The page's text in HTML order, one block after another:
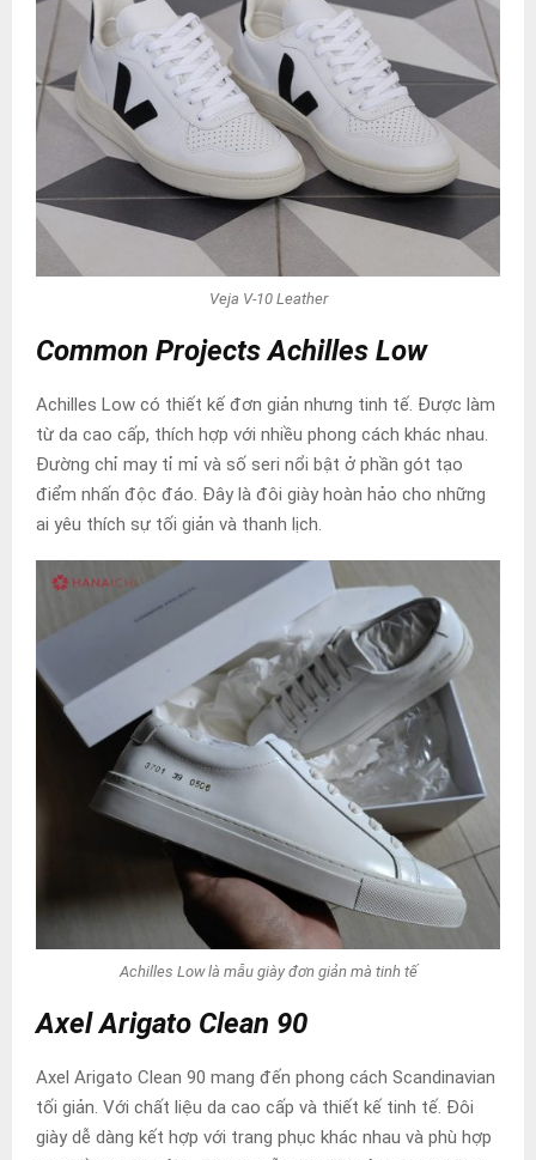
Veja V-10 Leather
Common Projects Achilles Low
Achilles Low có thiết kế đơn giản nhưng tinh tế. Được làm
từ da cao cấp, thích hợp với nhiều phong cách khác nhau.
Đường chỉ may tỉ mỉ và số seri nổi bật ở phần gót tạo
điểm nhấn độc đáo. Đây là đôi giày hoàn hảo cho những
ai yêu thích sự tối giản và thanh lịch.
Achilles Low là mẫu giày đơn giản mà tinh tế
Axel Arigato Clean 90
Axel Arigato Clean 90 mang đến phong cách Scandinavian
tối giản. Với chất liệu da cao cấp và thiết kế tinh tế. Đôi
giày dễ dàng kết hợp với trang phục khác nhau và phù hợp